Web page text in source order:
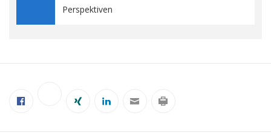
Perspektiven